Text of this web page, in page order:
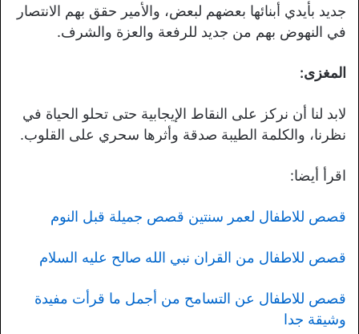
جديد بأيدي أبنائها بعضهم لبعض، والأمير حقق بهم الانتصار
في النهوض بهم من جديد للرفعة والعزة والشرف.
المغزى:
لابد لنا أن نركز على النقاط الإيجابية حتى تحلو الحياة في
نظرنا، والكلمة الطيبة صدقة وأثرها سحري على القلوب.
اقرأ أيضا:
قصص للاطفال لعمر سنتين قصص جميلة قبل النوم
قصص للاطفال من القران نبي الله صالح عليه السلام
قصص للاطفال عن التسامح من أجمل ما قرأت مفيدة
وشيقة جدا